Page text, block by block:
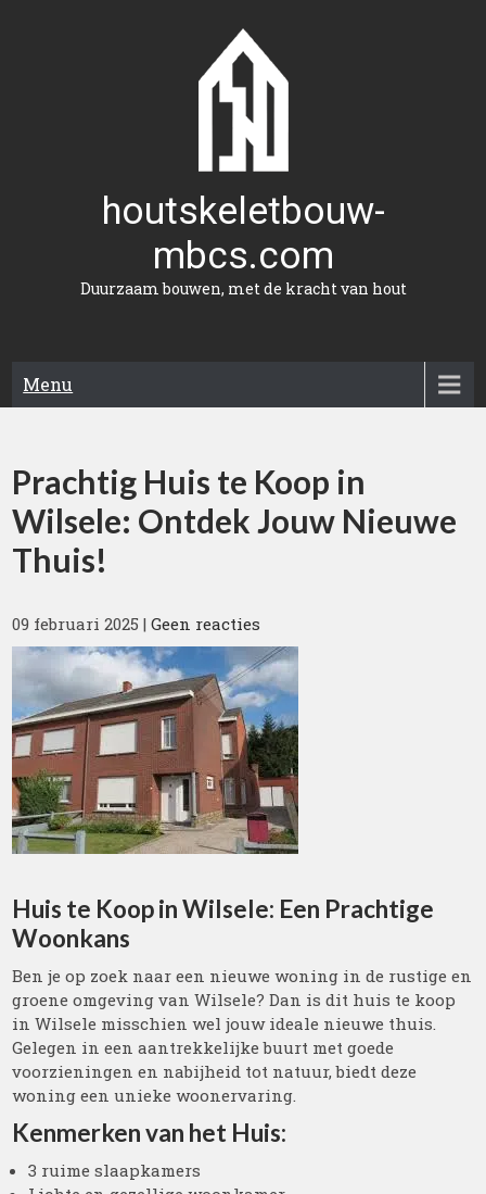
houtskeletbouw-
mbcs.com
Duurzaam bouwen, met de kracht van hout
Menu
Prachtig Huis te Koop in
Wilsele: Ontdek Jouw Nieuwe
Thuis!
09 februari 2025 |Geen reacties
Huis te Koop in Wilsele: Een Prachtige
Woonkans
Ben je op zoek naar een nieuwe woning in de rustige en
groene omgeving van Wilsele? Dan is dit huis te koop
in Wilsele misschien wel jouw ideale nieuwe thuis.
Gelegen in een aantrekkelijke buurt met goede
voorzieningen en nabijheid tot natuur, biedt deze
woning een unieke woonervaring.
Kenmerken van het Huis:
3 ruime slaapkamers